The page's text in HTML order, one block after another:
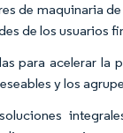
de maquinaria
de los usuarios
para acelerar la
y los